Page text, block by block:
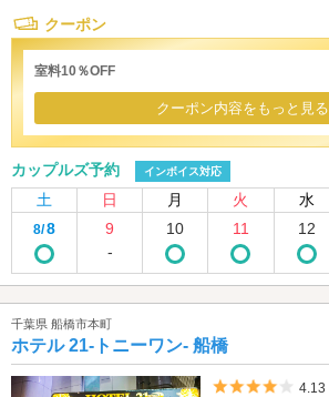
クーポン
室料10％OFF
クーポン内容をもっと見る
カップルズ予約 インボイス対応
土 日 月 火 水
8/8
9
-
10 11 12
千葉県 船橋市本町
ホテル 21-トニーワン- 船橋
5つ
4.13